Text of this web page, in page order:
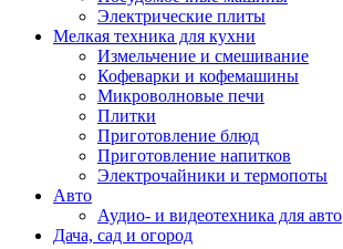
Электрические плиты
Мелкая техника для кухни
Измельчение и смешивание
Кофеварки и кофемашины
Микроволновые печи
Плитки
Приготовление блюд
Приготовление напитков
Электрочайники и термопоты
Авто
Аудио- и видеотехника для авто
Дача, сад и огород